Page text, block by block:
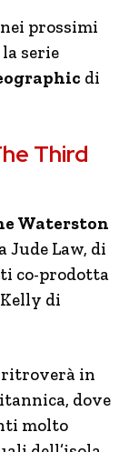
prossimi
serie
di
Third
Waterston
Jude Law, di
co-prodotta
di
ritroverà in
dove
molto